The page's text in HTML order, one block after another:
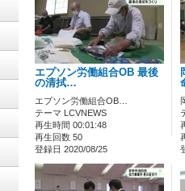
エプソン労働組合OB 最後
の清拭…
エプソン労働組合OB…
テーマ LCVNEWS
再生時間 00:01:48
再生回数 50
登録日 2020/08/25